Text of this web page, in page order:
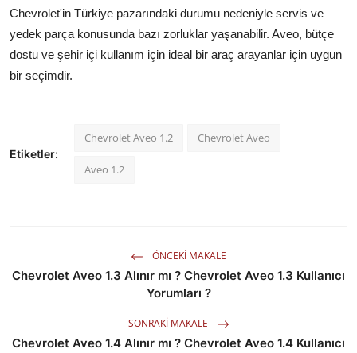
Chevrolet'in Türkiye pazarındaki durumu nedeniyle servis ve
yedek parça konusunda bazı zorluklar yaşanabilir. Aveo, bütçe
dostu ve şehir içi kullanım için ideal bir araç arayanlar için uygun
bir seçimdir.
Etiketler:
Chevrolet Aveo 1.2 Chevrolet Aveo
Aveo 1.2
ÖNCEKI MAKALE
Chevrolet Aveo 1.3 Alınır mı ? Chevrolet Aveo 1.3 Kullanıcı
Yorumları ?
SONRAKI MAKALE
Chevrolet Aveo 1.4 Alınır mı ? Chevrolet Aveo 1.4 Kullanıcı